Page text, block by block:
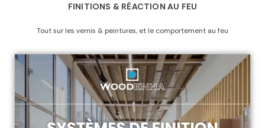
FINITIONS & RÉACTION AU FEU
Tout sur les vernis & peintures, et le comportement au feu